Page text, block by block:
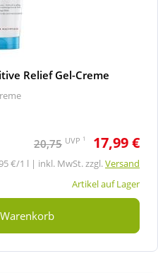
Relief Gel-Creme
20,75 UVP 1 17,99 €
€/1 l | inkl. MwSt. zzgl.Versand
Artikel auf Lager